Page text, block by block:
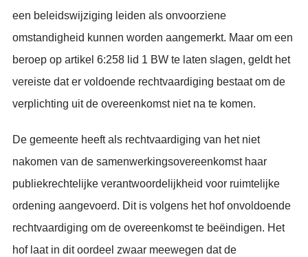
een beleidswijziging leiden als onvoorziene
omstandigheid kunnen worden aangemerkt. Maar om een
beroep op artikel 6:258 lid 1 BW te laten slagen, geldt het
vereiste dat er voldoende rechtvaardiging bestaat om de
verplichting uit de overeenkomst niet na te komen.
De gemeente heeft als rechtvaardiging van het niet
nakomen van de samenwerkingsovereenkomst haar
publiekrechtelijke verantwoordelijkheid voor ruimtelijke
ordening aangevoerd. Dit is volgens het hof onvoldoende
rechtvaardiging om de overeenkomst te beëindigen. Het
hof laat in dit oordeel zwaar meewegen dat de